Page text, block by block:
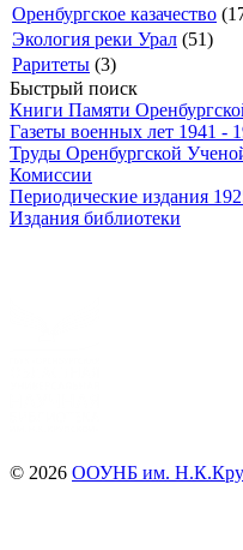
Оренбургское казачество
Экология реки Урал (51)
Раритеты (3)
Быстрый поиск
Книги Памяти
Газеты военных лет 1941 -
Труды Оренбургской
Комиссии
Периодические издания
Издания библиотеки
© 2026 ООУНБ им.